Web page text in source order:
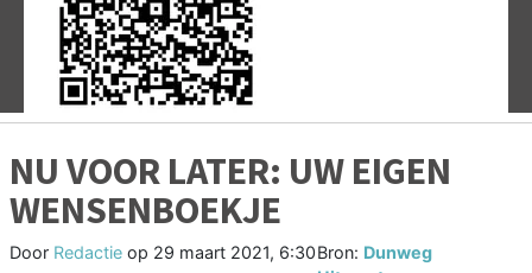
NU VOOR LATER: UW EIGEN
WENSENBOEKJE
Door Redactie op 29 maart 2021, 6:30Bron: Dunweg